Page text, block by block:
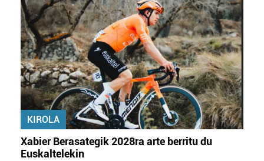
KIROLA
Xabier Berasategik 2028ra arte berritu du
Euskaltelekin